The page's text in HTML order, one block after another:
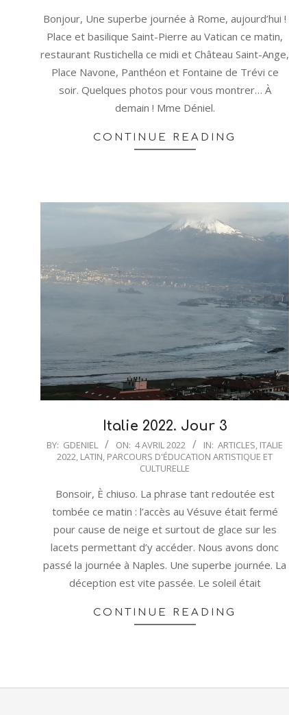
Bonjour, Une superbe journée à Rome, aujourd’hui !
Place et basilique Saint-Pierre au Vatican ce matin,
restaurant Rustichella ce midi et Château Saint-Ange,
Place Navone, Panthéon et Fontaine de Trévi ce
soir. Quelques photos pour vous montrer… À
demain ! Mme Déniel.
CONTINUE READING
Italie 2022. Jour 3
2022-
BY: GDENIEL ON: 4 AVRIL 2022 IN: ARTICLES, ITALIE
2022, LATIN, PARCOURS D'ÉDUCATION ARTISTIQUE ET
CULTURELLE
Bonsoir, È chiuso. La phrase tant redoutée est
tombée ce matin : l’accès au Vésuve était fermé
pour cause de neige et surtout de glace sur les
lacets permettant d’y accéder. Nous avons donc
passé la journée à Naples. Une superbe journée. La
déception est vite passée. Le soleil était
CONTINUE READING